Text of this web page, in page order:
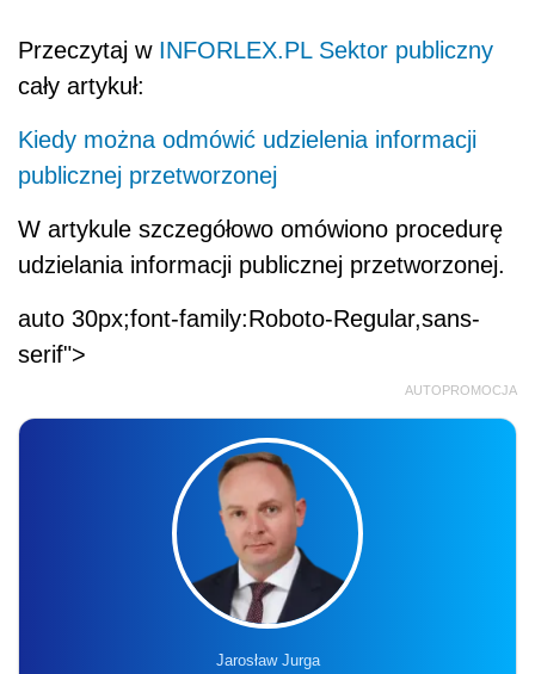
Przeczytaj w INFORLEX.PL Sektor publiczny
cały artykuł:
Kiedy można odmówić udzielenia informacji
publicznej przetworzonej
W artykule szczegółowo omówiono procedurę
udzielania informacji publicznej przetworzonej.
auto 30px;font-family:Roboto-Regular,sans-
serif">
AUTOPROMOCJA
Jarosław Jurga